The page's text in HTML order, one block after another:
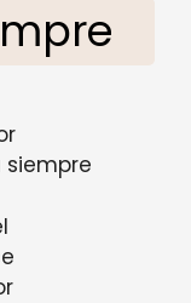
siempre